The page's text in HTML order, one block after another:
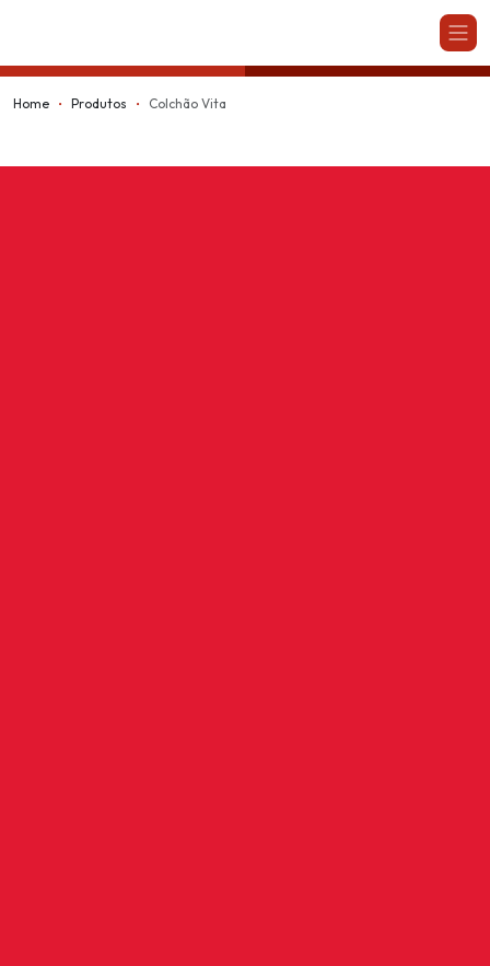
Home Produtos Colchão Vita